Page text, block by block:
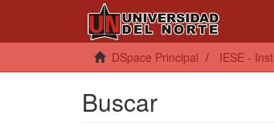
DSpace Principal IESE -
Buscar